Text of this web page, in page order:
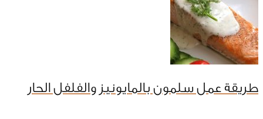
طريقة عمل سلمون بالمايونيز والفلفل الحار